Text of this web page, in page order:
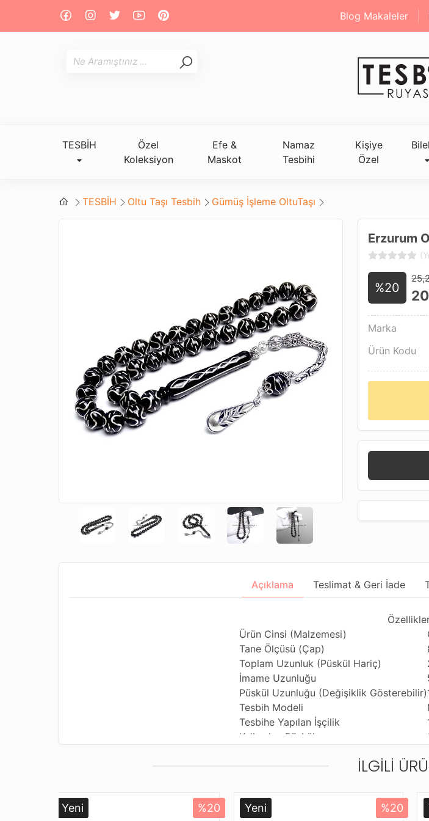
Blog Makaleler
TESBİH
Özel
Koleksiyon
Efe &
Maskot
Namaz
Tesbihi
Kişiye
Özel
TESBİH Oltu Taşı Tesbih Gümüş İşleme OltuTaşı
Erzurum
%20
Marka
Ürün Kodu
Açıklama Teslimat & Geri İade
Ürün Cinsi (Malzemesi)
Tane Ölçüsü (Çap)
Toplam Uzunluk (Püskül Hariç)
İmame Uzunluğu
Püskül Uzunluğu (Değişiklik Gösterebilir)
Tesbih Modeli
Tesbihe Yapılan İşçilik
Kullanılan Püskül
Paketleme ve Gönderim Şekli
İLGILI
Yeni %20 Yeni %20